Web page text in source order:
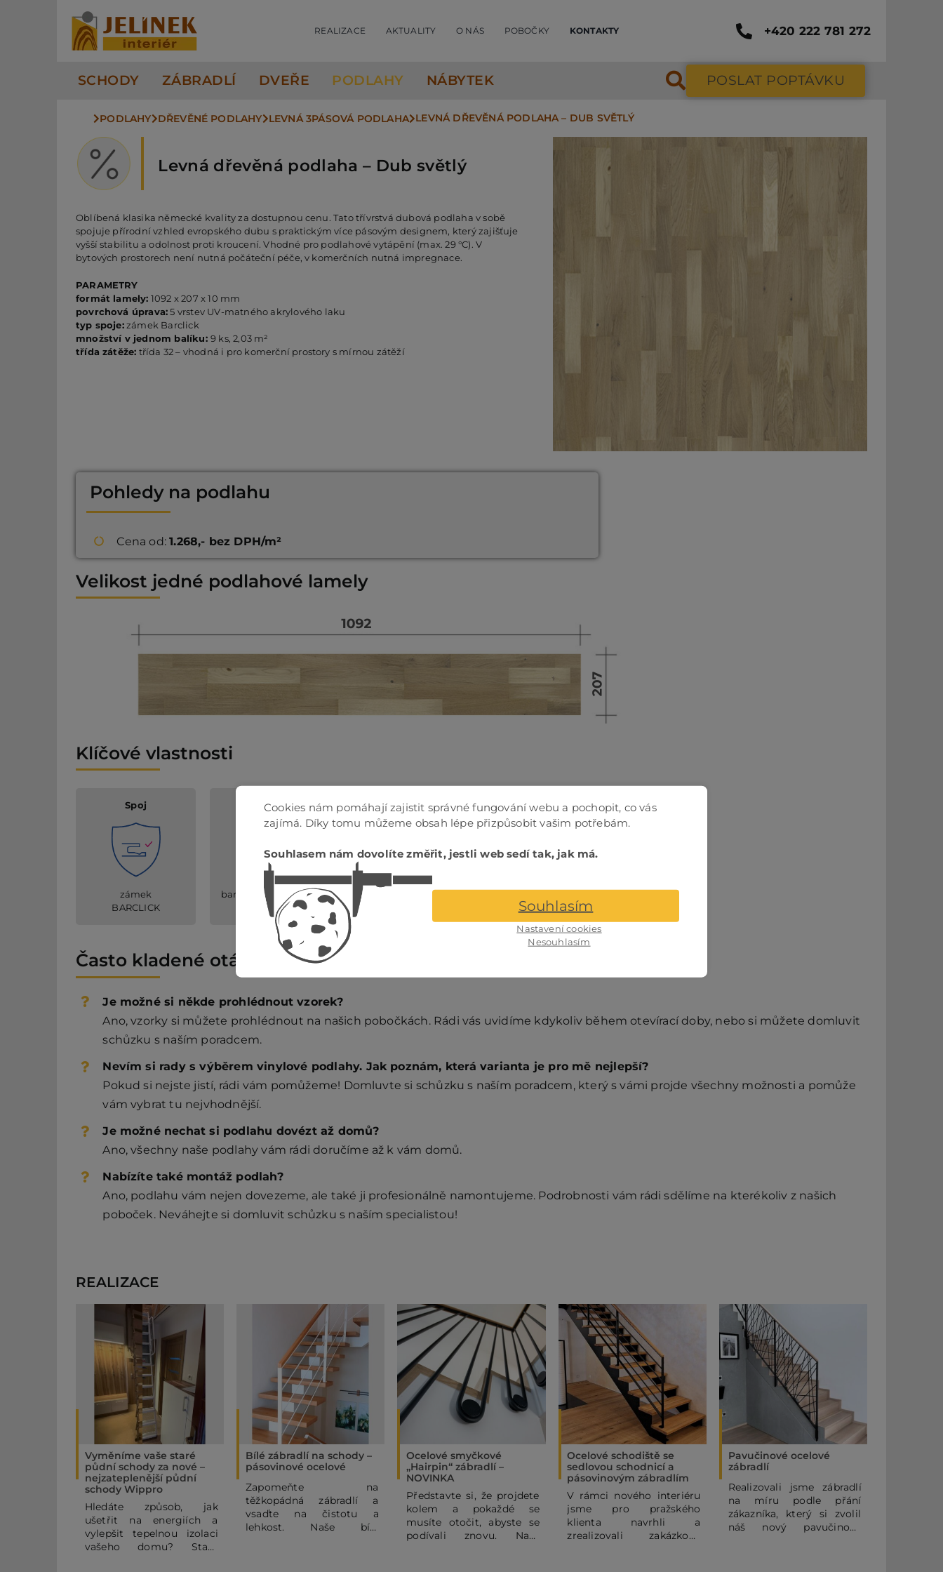
REALIZACE AKTUALITY O NÁS POBOČKY KONTAKTY +420 222 781 272
SCHODY ZÁBRADLÍ DVEŘE PODLAHY NÁBYTEK POSLAT POPTÁVKU
PODLAHY DŘEVĚNÉ PODLAHY LEVNÁ 3PÁSOVÁ PODLAHA LEVNÁ DŘEVĚNÁ PODLAHA – DUB SVĚTLÝ
Levná dřevěná podlaha – Dub světlý
Oblíbená klasika německé kvality za dostupnou cenu. Tato třívrstvá dubová podlaha v sobě
spojuje přírodní vzhled evropského dubu s praktickým více pásovým designem, který zajišťuje
vyšší stabilitu a odolnost proti kroucení. Vhodné pro podlahové vytápění (max. 29 °C). V
bytových prostorech není nutná počáteční péče, v komerčních nutná impregnace.
PARAMETRY
formát lamely: 1092 x 207 x 10 mm
povrchová úprava:5 vrstev UV-matného akrylového laku
typ spoje:zámek Barclick
množství v jednom balíku:9 ks, 2,03 m²
třída zátěže: třída 32 – vhodná i pro komerční prostory s mírnou zátěží
Pohledy na podlahu
Cena od:1.268,- bez DPH/m²
Velikost jedné podlahové lamely
Klíčové vlastnosti
Spoj
zámek
BARCLICK
Příslušenství
barevnostně sladěné
příslušenství
Často kladené otázky
Je možné si někde prohlédnout vzorek?
Ano, vzorky si můžete prohlédnout na našich pobočkách. Rádi vás uvidíme kdykoliv během otevírací doby, nebo si můžete domluvit
schůzku s naším poradcem.
Nevím si rady s výběrem vinylové podlahy. Jak poznám, která varianta je pro mě nejlepší?
Pokud si nejste jistí, rádi vám pomůžeme! Domluvte si schůzku s naším poradcem, který s vámi projde všechny možnosti a pomůže
vám vybrat tu nejvhodnější.
Je možné nechat si podlahu dovézt až domů?
Ano, všechny naše podlahy vám rádi doručíme až k vám domů.
Nabízíte také montáž podlah?
Ano, podlahu vám nejen dovezeme, ale také ji profesionálně namontujeme. Podrobnosti vám rádi sdělíme na kterékoliv z našich
poboček. Neváhejte si domluvit schůzku s naším specialistou!
REALIZACE
Vyměníme vaše staré
půdní schody za nové –
nejzateplenější půdní
schody Wippro
Hledáte způsob, jak
ušetřit na energiích a
vylepšit tepelnou izolaci
vašeho domu? Staré
Bílé zábradlí na schody –
pásovinové ocelové
Zapomeňte na
těžkopádná zábradlí a
vsaďte na čistotu a
lehkost. Naše bílé
Ocelové smyčkové
„Hairpin“ zábradlí –
NOVINKA
Představte si, že projdete
kolem a pokaždé se
musíte otočit, abyste se
podívali znovu. Naše
Ocelové schodiště se
sedlovou schodnicí a
pásovinovým zábradlím
V rámci nového interiéru
jsme pro pražského
klienta navrhli a
zrealizovali zakázkové
Pavučinové ocelové
zábradlí
Realizovali jsme zábradlí
na míru podle přání
zákazníka, který si zvolil
náš nový pavučinový
Cookies nám pomáhají zajistit správné fungování webu a pochopit, co vás
zajímá. Díky tomu můžeme obsah lépe přizpůsobit vašim potřebám.
Souhlasem nám dovolíte změřit, jestli web sedí tak, jak má.
Nastavení cookies
Nesouhlasím
Souhlasím